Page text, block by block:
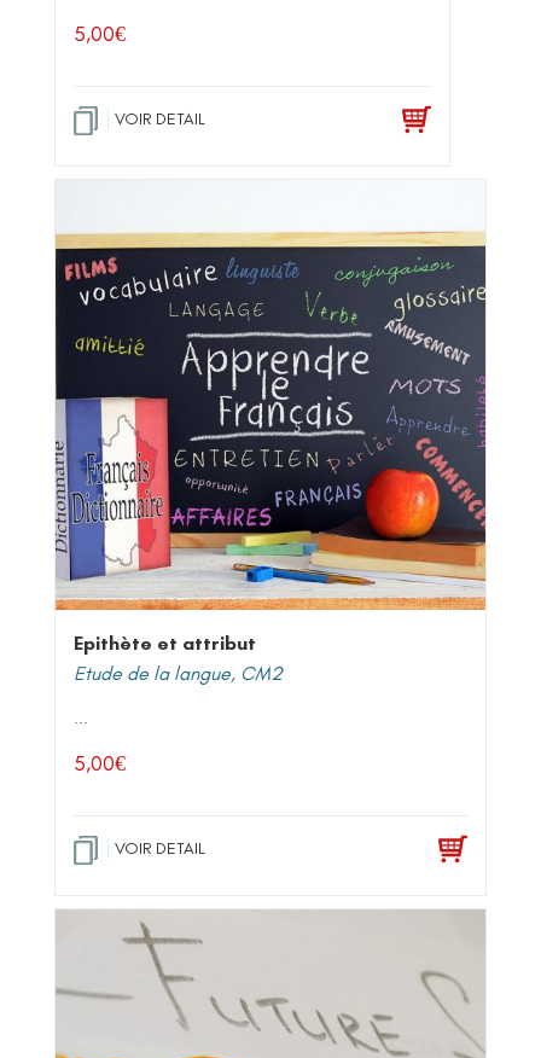
5,00€
VOIR DETAIL
Epithète et attribut
Etude de la langue, CM2
...
5,00€
VOIR DETAIL